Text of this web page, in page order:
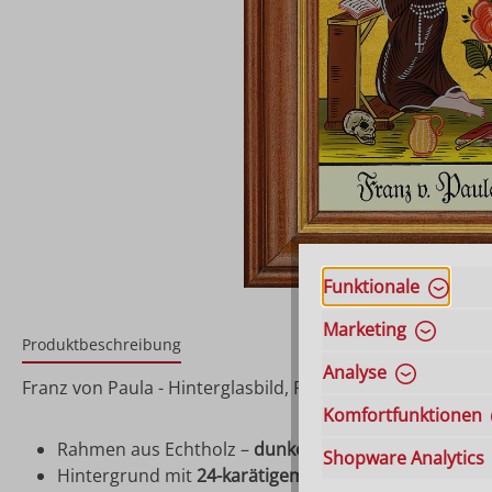
Produktbeschreibung
Franz von Paula - Hinterglasbild, Patronatsbild,
Rahmen aus Echtholz – dunkelbraun gebeizt
Hintergrund mit24-karätigem Blattgold
hinterlegt
Funktionale
Marketing
Analyse
Komfortfunktionen
Shopware Analytics